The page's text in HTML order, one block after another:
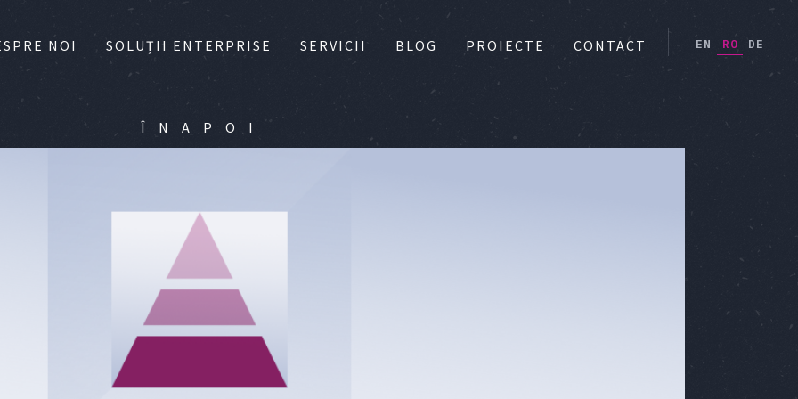
NOI SOLUȚII ENTERPRISE SERVICII BLOG PROIECTE CONTACT EN RO DE
Î N A P O I